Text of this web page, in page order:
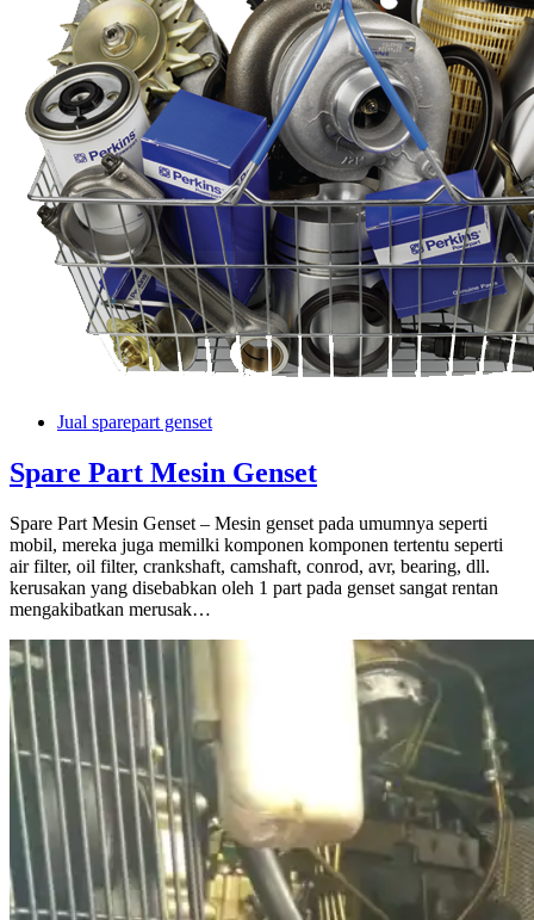
Jual sparepart genset
Spare Part Mesin Genset
Spare Part Mesin Genset – Mesin genset pada umumnya seperti
mobil, mereka juga memilki komponen komponen tertentu seperti
air filter, oil filter, crankshaft, camshaft, conrod, avr, bearing, dll.
kerusakan yang disebabkan oleh 1 part pada genset sangat rentan
mengakibatkan merusak…